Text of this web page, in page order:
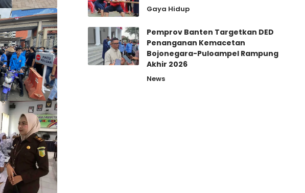
Gaya Hidup
Pemprov Banten Targetkan DED
Penanganan Kemacetan
Bojonegara-Puloampel Rampung
Akhir 2026
News